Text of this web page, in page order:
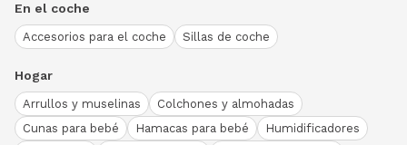
En el coche
Accesorios para el coche Sillas de coche
Hogar
Arrullos y muselinas
Colchones y almohadas
Cunas para bebé
Hamacas para bebé
Humidificadores